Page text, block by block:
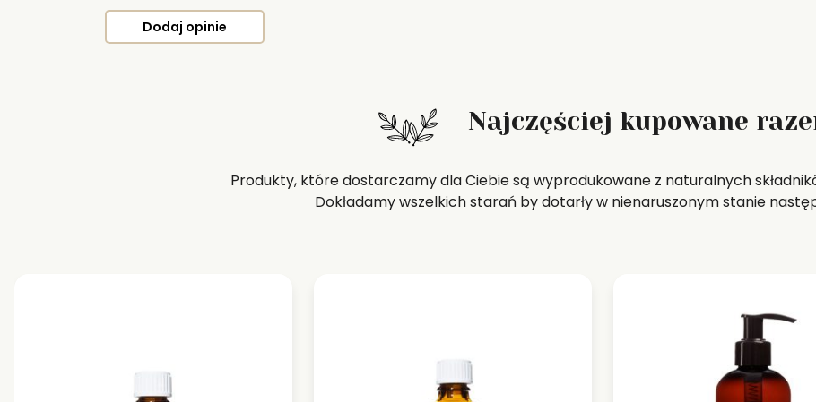
Dodaj opinie
Najczęściej kupowane
Produkty, które dostarczamy dla Ciebie są wyprodukowane z naturalnych
Dokładamy wszelkich starań by dotarły w nienaruszonym stanie